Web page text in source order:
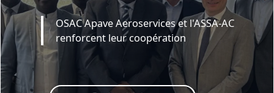
OSAC Apave Aeroservices et l'ASSA-AC
renforcent leur coopération